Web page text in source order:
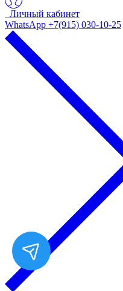
Личный кабинет
WhatsApp +7(915) 030-10-25